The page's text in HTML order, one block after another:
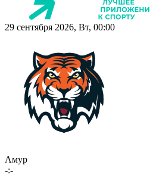
29 сентября 2026, Вт, 00:00
Амур
-:-